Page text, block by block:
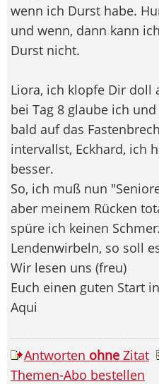
wenn ich Durst habe.
und wenn, dann kann
Durst nicht.
Liora, ich klopfe Dir doll
bei Tag 8 glaube ich
bald auf das
intervallst, Eckhard, ich
besser.
So, ich muß nun
aber meinem Rücken
spüre ich keinen
Lendenwirbeln, so soll
Wir lesen uns (freu)
Euch einen guten Start
Aqui
Antworten ohne Zitat
Themen-Abo bestellen